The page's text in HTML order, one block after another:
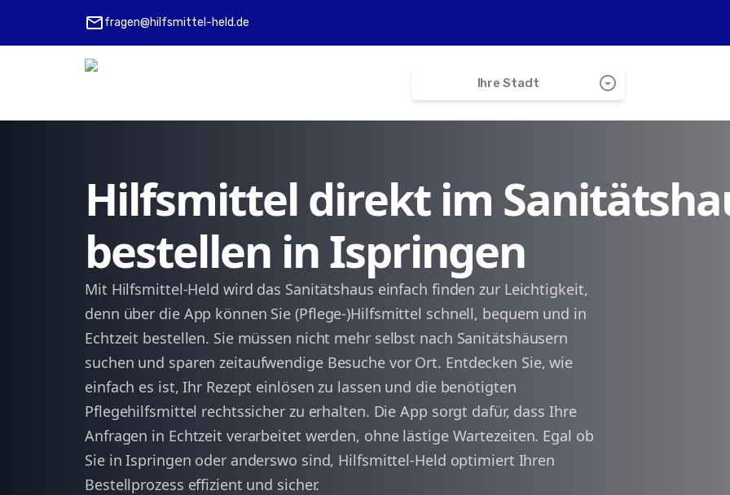
mailfragen@hilfsmittel-held.de
Ihre Stadt arrow_drop_down_circle
Eisingen
Birkenfeld
Kämpfelbach
Königsbach-Stein
arrow_back 1 arrow_forward
Hilfsmittel direkt im
bestellen in Ispringen
Mit Hilfsmittel-Held wird das Sanitätshaus einfach finden zur Leichtigkeit,
denn über die App können Sie (Pflege-)Hilfsmittel schnell, bequem und in
Echtzeit bestellen. Sie müssen nicht mehr selbst nach Sanitätshäusern
suchen und sparen zeitaufwendige Besuche vor Ort. Entdecken Sie, wie
einfach es ist, Ihr Rezept einlösen zu lassen und die benötigten
Pflegehilfsmittel rechtssicher zu erhalten. Die App sorgt dafür, dass Ihre
Anfragen in Echtzeit verarbeitet werden, ohne lästige Wartezeiten. Egal ob
Sie in Ispringen oder anderswo sind, Hilfsmittel-Held optimiert Ihren
Bestellprozess effizient und sicher.